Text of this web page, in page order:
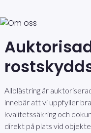
Allblästring är
innebär att vi uppfyller
kvalitetssäkring och
direkt på plats vid